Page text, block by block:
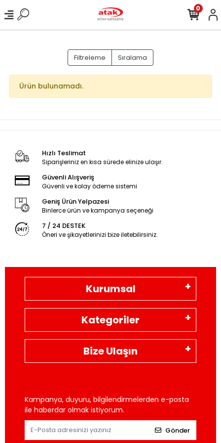
0
Filtreleme Sıralama
Ürün bulunamadı.
Hızlı Teslimat
Siparişleriniz en kısa sürede elinize ulaşır.
Güvenli Alışveriş
Güvenli ve kolay ödeme sistemi
Geniş Ürün Yelpazesi
Binlerce ürün ve kampanya seçeneği
7 / 24 DESTEK
Öneri ve şikayetlerinizi bize iletebilirsiniz.
Kurumsal
Kategoriler
Bize Ulaşın
Kampanya, duyuru, bilgilendirmelerden e-posta
ile haberdar olmak istiyorum.
Gönder